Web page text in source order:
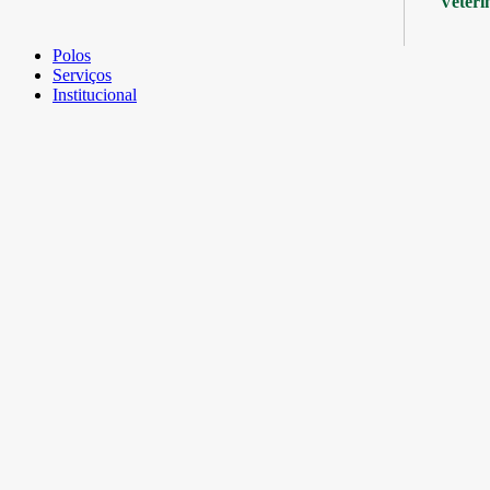
Polos
Serviços
Institucional